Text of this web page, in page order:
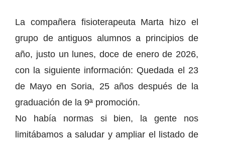
La compañera fisioterapeuta Marta hizo el
grupo de antiguos alumnos a principios de
año, justo un lunes, doce de enero de 2026,
con la siguiente información: Quedada el 23
de Mayo en Soria, 25 años después de la
graduación de la 9ª promoción.
No había normas si bien, la gente nos
limitábamos a saludar y ampliar el listado de